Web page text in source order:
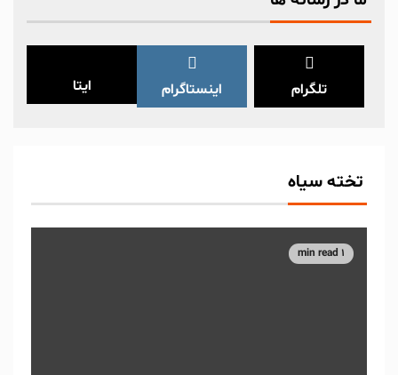
تلگرام اینستاگرام ایتا
تخته سیاه
1 min read